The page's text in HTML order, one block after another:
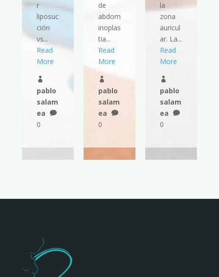
r
liposuc
ción
vs...
Read
More

pablo
salam
ea

0
de
abdom
inoplas
tia...
Read
More

pablo
salam
ea

0
la
zona
auricul
ar. La...
Read
More

pablo
salam
ea

0